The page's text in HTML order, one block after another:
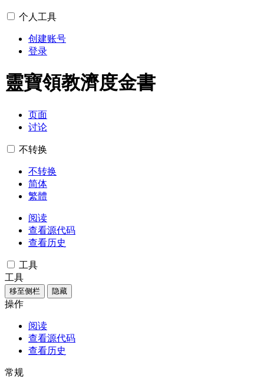
个人工具
创建账号
登录
靈寶領教濟度金書
页面
讨论
不转换
不转换
简体
繁體
阅读
查看源代码
查看历史
工具
工具
移至侧栏 隐藏
操作
阅读
查看源代码
查看历史
常规